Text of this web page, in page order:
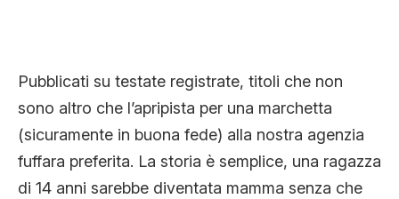
Pubblicati su testate registrate, titoli che non
sono altro che l’apripista per una marchetta
(sicuramente in buona fede) alla nostra agenzia
fuffara preferita. La storia è semplice, una ragazza
di 14 anni sarebbe diventata mamma senza che